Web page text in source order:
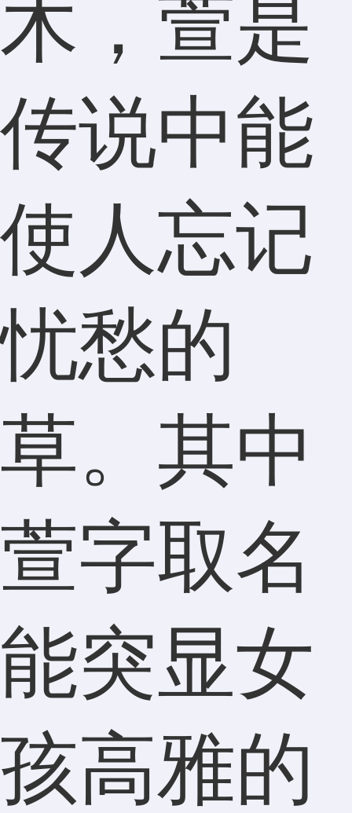
木，萱是
传说中能
使人忘记
忧愁的
草。其中
萱字取名
能突显女
孩高雅的